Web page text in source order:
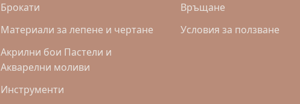
Брокати
Материали за лепене и чертане
Акрилни бои Пастели и
Акварелни моливи
Инструменти
Връщане
Условия за ползване